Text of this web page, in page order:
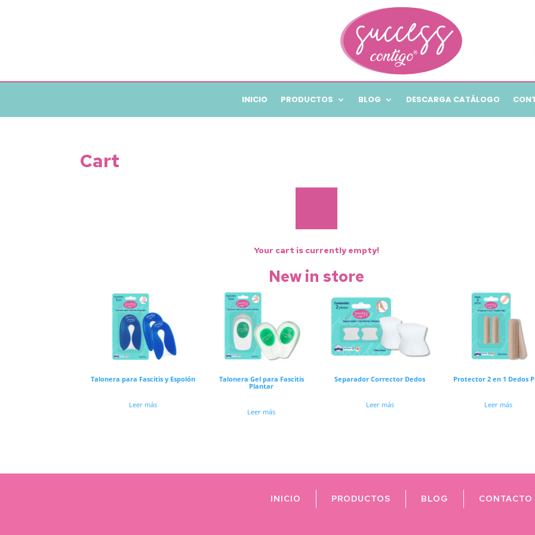
INICIO PRODUCTOS BLOG DESCARGA CATÁLOGO
Cart
Your cart is currently empty!
New in store
Talonera para Fascitis y Espolón
Leer más
Talonera Gel para Fascitis
Plantar
Leer más
Separador Corrector Dedos
Leer más
Protector 2 en 1 Dedos
Leer más
INICIO PRODUCTOS BLOG CONTACTO